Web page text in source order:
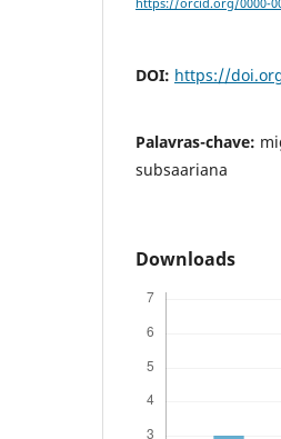
https://orcid.org/0000-
DOI: https://
Palavras-chave:
subsaariana
Downloads